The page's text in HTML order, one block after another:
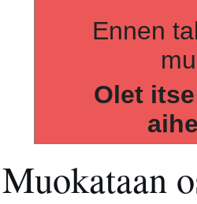
Ennen
Olet
Muokataan